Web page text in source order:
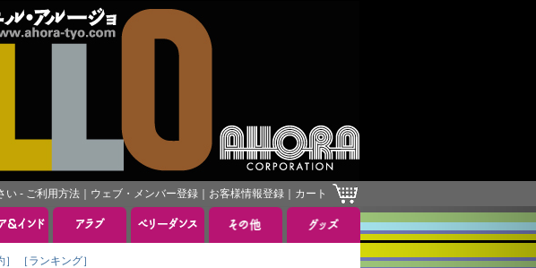
い - ご利用方法 ウェブ・メンバー登録 お客様情報登録 カート
［ランキング］